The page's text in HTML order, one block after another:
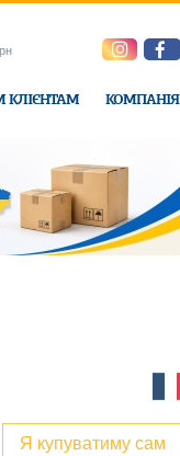
КЛІЄНТАМ КОМПАНІЯ
Я купуватиму сам